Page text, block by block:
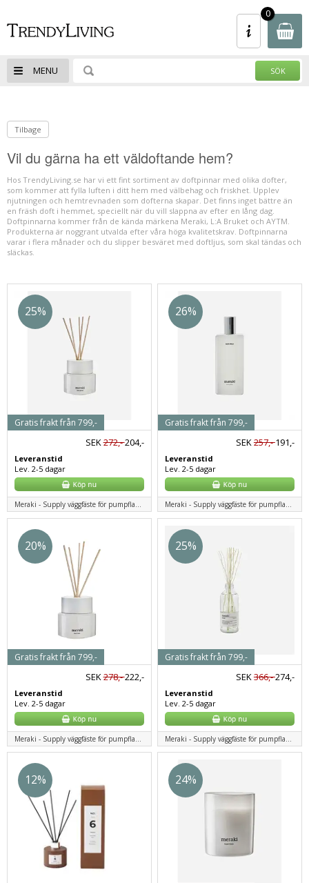
- Spara upp till 50% - Klicka Här - REA -
Spara upp till 50% - Klicka Här - 100-tals
MENU
0
Tilbage
Vil du gärna ha ett väldoftande hem?
Hos TrendyLiving.se har vi ett fint sortiment av doftpinnar med olika dofter,
som kommer att fylla luften i ditt hem med välbehag och friskhet. Upplev
njutningen och hemtrevnaden som dofterna skapar. Det finns inget bättre än
en fräsh doft i hemmet, speciellt när du vill slappna av efter en lång dag.
Doftpinnarna kommer från de kända märkena Meraki, L:A Bruket och AYTM.
Produkterna är noggrant utvalda efter våra höga kvalitetskrav. Doftpinnarna
varar i flera månader och du slipper besväret med doftljus, som skal tändas och
släckas.
25%
SEK272,-204,-
Leveranstid
Lev. 2-5 dagar
Gratis frakt från 799,-
Meraki - Supply väggfäste för pumpflaskor - Svart
26%
SEK257,-191,-
Leveranstid
Lev. 2-5 dagar
Gratis frakt från 799,-
Meraki - Supply väggfäste för pumpflaskor - Svart
20%
SEK278,-222,-
Leveranstid
Lev. 2-5 dagar
Gratis frakt från 799,-
25%
SEK366,-274,-
Leveranstid
Lev. 2-5 dagar
Gratis frakt från 799,-
12% 24%